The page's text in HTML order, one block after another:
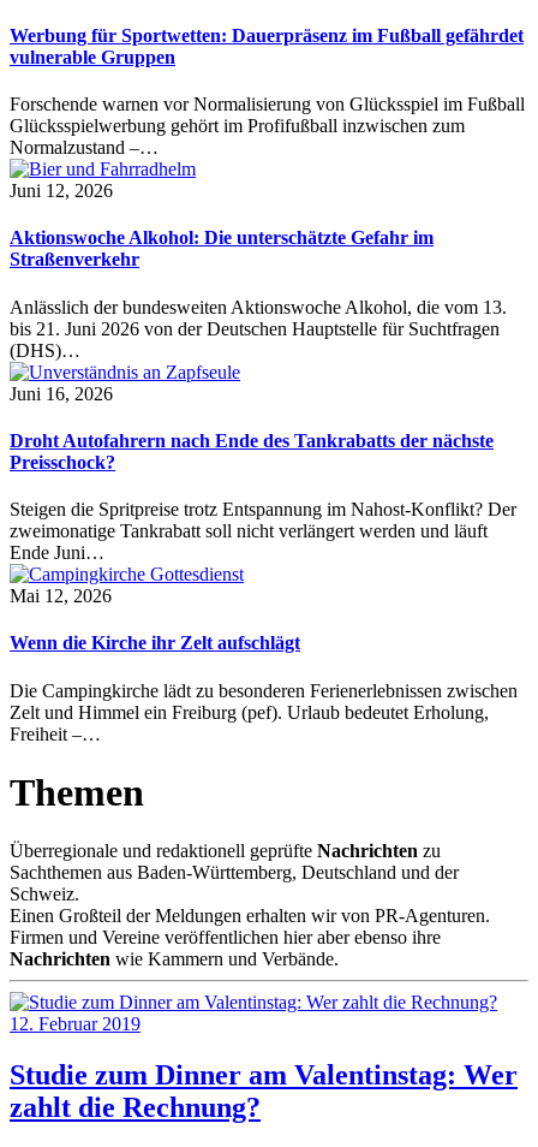
Werbung für Sportwetten: Dauerpräsenz im Fußball gefährdet
vulnerable Gruppen
Forschende warnen vor Normalisierung von Glücksspiel im Fußball
Glücksspielwerbung gehört im Profifußball inzwischen zum
Normalzustand –…
Juni 12, 2026
Aktionswoche Alkohol: Die unterschätzte Gefahr im
Straßenverkehr
Anlässlich der bundesweiten Aktionswoche Alkohol, die vom 13.
bis 21. Juni 2026 von der Deutschen Hauptstelle für Suchtfragen
(DHS)…
Juni 16, 2026
Droht Autofahrern nach Ende des Tankrabatts der nächste
Preisschock?
Steigen die Spritpreise trotz Entspannung im Nahost-Konflikt? Der
zweimonatige Tankrabatt soll nicht verlängert werden und läuft
Ende Juni…
Mai 12, 2026
Wenn die Kirche ihr Zelt aufschlägt
Die Campingkirche lädt zu besonderen Ferienerlebnissen zwischen
Zelt und Himmel ein Freiburg (pef). Urlaub bedeutet Erholung,
Freiheit –…
Themen
Überregionale und redaktionell geprüfte Nachrichten zu
Sachthemen aus Baden-Württemberg, Deutschland und der
Schweiz.
Einen Großteil der Meldungen erhalten wir von PR-Agenturen.
Firmen und Vereine veröffentlichen hier aber ebenso ihre
Nachrichten wie Kammern und Verbände.
12. Februar 2019
Studie zum Dinner am Valentinstag: Wer
zahlt die Rechnung?